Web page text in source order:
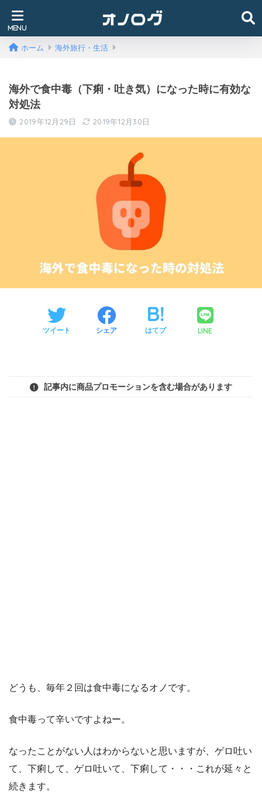
ホーム 海外旅行・生活
海外で食中毒（下痢・吐き気）になった時に有効な
対処法
2019年12月29日 2019年12月30日
ツイート シェア はてブ LINE
記事内に商品プロモーションを含む場合があります
どうも、毎年２回は食中毒になるオノです。
食中毒って辛いですよねー。
なったことがない人はわからないと思いますが、ゲロ吐い
て、下痢して、ゲロ吐いて、下痢して・・・これが延々と
続きます。